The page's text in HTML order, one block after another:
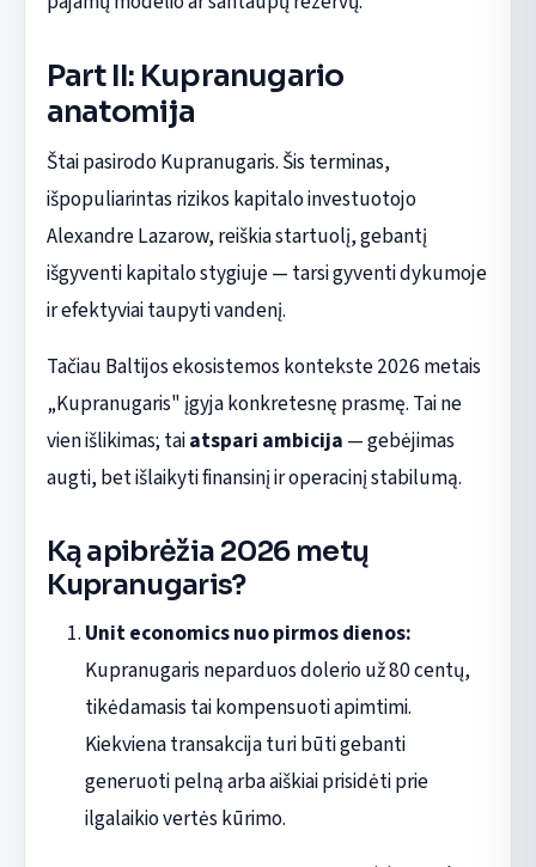
Part II: Kupranugario
anatomija
Štai pasirodo Kupranugaris. Šis terminas,
išpopuliarintas rizikos kapitalo investuotojo
Alexandre Lazarow, reiškia startuolį, gebantį
išgyventi kapitalo stygiuje — tarsi gyventi dykumoje
ir efektyviai taupyti vandenį.
Tačiau Baltijos ekosistemos kontekste 2026 metais
„Kupranugaris" įgyja konkretesnę prasmę. Tai ne
vien išlikimas; taiatspari ambicija — gebėjimas
augti, bet išlaikyti finansinį ir operacinį stabilumą.
Ką apibrėžia 2026 metų
Kupranugaris?
Unit economics nuo pirmos dienos:
Kupranugaris neparduos dolerio už 80 centų,
tikėdamasis tai kompensuoti apimtimi.
Kiekviena transakcija turi būti gebanti
generuoti pelną arba aiškiai prisidėti prie
ilgalaikio vertės kūrimo.